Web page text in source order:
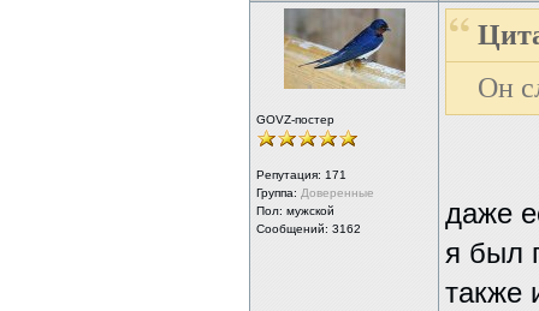
GOVZ-постер
Репутация: 171
Группа: Доверенные
Пол: мужской
Сообщений: 3162
Он
даже
я был
также